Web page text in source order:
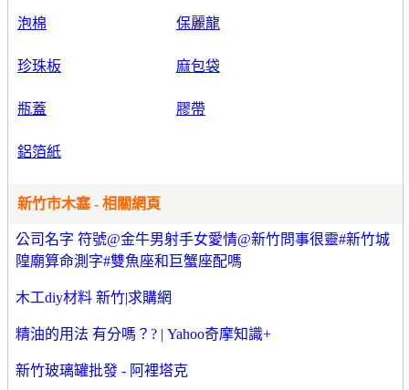
泡棉 保麗龍
珍珠板 麻包袋
瓶蓋 膠帶
鋁箔紙
新竹市木塞 - 相關網頁
公司名字 符號@金牛男射手女愛情@新竹問事很靈#新竹城
隍廟算命測字#雙魚座和巨蟹座配嗎
木工diy材料 新竹|求購網
精油的用法 有分嗎？? | Yahoo奇摩知識+
新竹玻璃罐批發 - 阿裡塔克